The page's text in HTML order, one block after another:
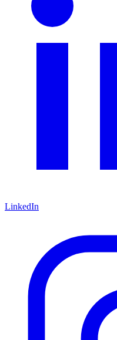
LinkedIn